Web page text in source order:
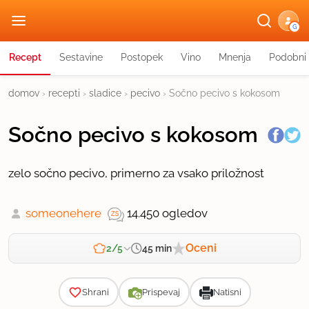
G
Recept Sestavine Postopek Vino Mnenja
domov › recepti › sladice › pecivo › Sočno pecivo s kokosom
Sočno pecivo s kokosom
zelo sočno pecivo, primerno za vsako priložnost
someonehere 14.450 ogledov
2/5 45 min Oceni
Shrani Prispevaj Natisni